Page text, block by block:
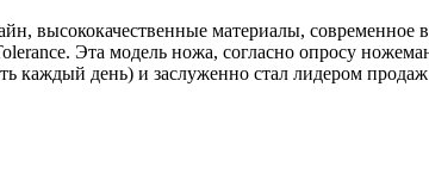
высококачественные материалы, современное
Эта модель ножа, согласно опросу
каждый день) и заслуженно стал лидером